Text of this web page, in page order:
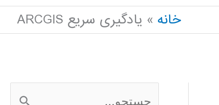
خانه
یادگیری سریع ARCGIS